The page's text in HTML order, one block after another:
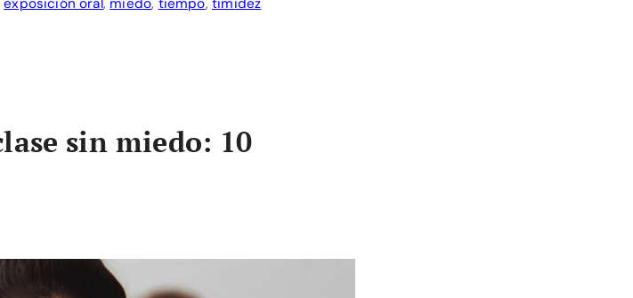
exposición oral, miedo, tiempo, timidez
sin miedo: 10